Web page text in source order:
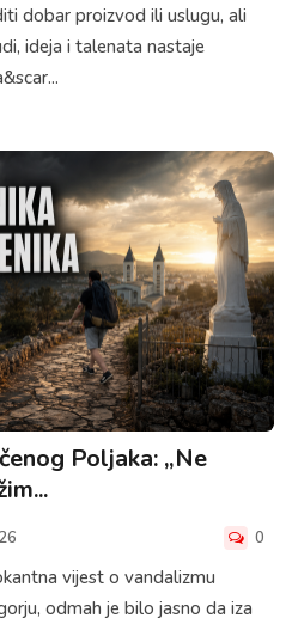
dobar proizvod ili uslugu, ali
ideja i talenata nastaje
Poljaka: „Ne
0
vijest o vandalizmu
odmah je bilo jasno da iza